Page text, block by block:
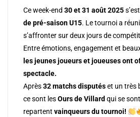
Ce week-end 30 et 31 août 2025
de pré-saison U15. Le tournoi a réuni
s’affronter sur deux jours de
Entre émotions, engagement et
les jeunes joueurs et joueuses ont
spectacle.
Après32 matchs disputéset un très
ce sont lesOurs de Villard qui se
repartent vainqueurs du tournoi!